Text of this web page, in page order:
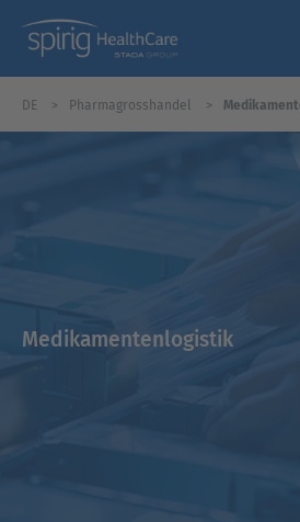
DE Pharmagrosshandel
Medikamentenlogistik